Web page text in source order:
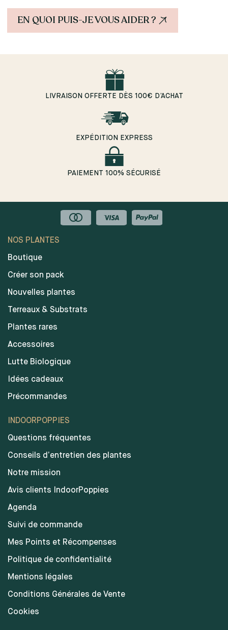
EN QUOI PUIS-JE VOUS AIDER ?
LIVRAISON OFFERTE DÈS 100€ D’ACHAT
EXPÉDITION EXPRESS
PAIEMENT 100% SÉCURISÉ
NOS PLANTES
Boutique
Créer son pack
Nouvelles plantes
Terreaux & Substrats
Plantes rares
Accessoires
Lutte Biologique
Idées cadeaux
Précommandes
INDOORPOPPIES
Questions fréquentes
Conseils d’entretien des plantes
Notre mission
Avis clients IndoorPoppies
Agenda
Suivi de commande
Mes Points et Récompenses
Politique de confidentialité
Mentions légales
Conditions Générales de Vente
Cookies